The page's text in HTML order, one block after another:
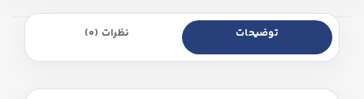
توضیحات نظرات (0)